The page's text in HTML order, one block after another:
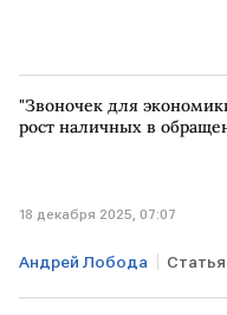
"Звоночек для
рост наличных в
18 декабря 2025, 07:07
Андрей Лобода Статья
Банки РИКОМ-